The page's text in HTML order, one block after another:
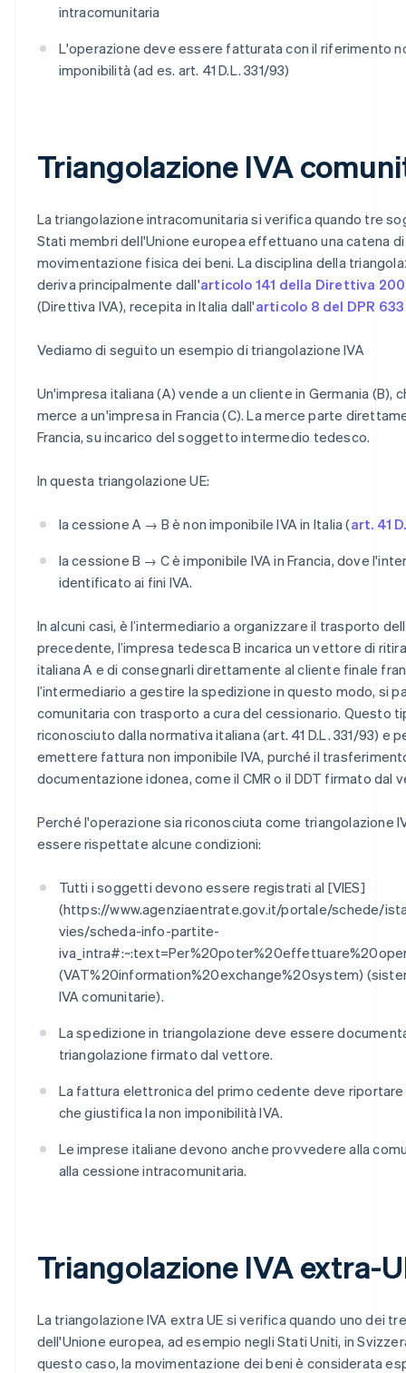
intracomunitaria
L'operazione deve essere fatturata con il riferimento
imponibilità (ad es. art. 41 D.L. 331/93)
Triangolazione IVA
La triangolazione intracomunitaria si verifica quando tre
Stati membri dell'Unione europea effettuano una catena
movimentazione fisica dei beni. La disciplina della
deriva principalmente dall'articolo 141 della Direttiva
(Direttiva IVA), recepita in Italia dall'articolo 8 del DPR
Vediamo di seguito un esempio di triangolazione IVA
Un'impresa italiana (A) vende a un cliente in Germania (B),
merce a un'impresa in Francia (C). La merce parte
Francia, su incarico del soggetto intermedio tedesco.
In questa triangolazione UE:
la cessione A → B è non imponibile IVA in Italia (art. 41
la cessione B → C è imponibile IVA in Francia, dove
identificato ai fini IVA.
In alcuni casi, è l’intermediario a organizzare il trasporto
precedente, l’impresa tedesca B incarica un vettore di
italiana A e di consegnarli direttamente al cliente finale
l’intermediario a gestire la spedizione in questo modo, si
comunitaria con trasporto a cura del cessionario. Questo
riconosciuto dalla normativa italiana (art. 41 D.L. 331/93) e
emettere fattura non imponibile IVA, purché il
documentazione idonea, come il CMR o il DDT firmato dal
Perché l'operazione sia riconosciuta come triangolazione
essere rispettate alcune condizioni:
Tutti i soggetti devono essere registrati al [VIES]
(https://www.agenziaentrate.gov.it/portale/schede/
vies/scheda-info-partite-
(VAT%20information%20exchange%20system)
IVA comunitarie).
La spedizione in triangolazione deve essere
triangolazione firmato dal vettore.
La fattura elettronica del primo cedente deve
che giustifica la non imponibilità IVA.
Le imprese italiane devono anche provvedere alla
alla cessione intracomunitaria.
Triangolazione IVA extra-
La triangolazione IVA extra UE si verifica quando uno dei
dell'Unione europea, ad esempio negli Stati Uniti, in
questo caso, la movimentazione dei beni è considerata